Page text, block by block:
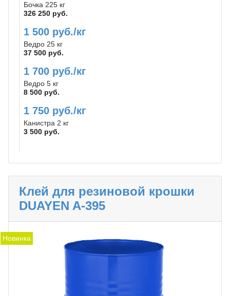
Бочка 225 кг
326 250 руб.
1 500 руб./кг
Ведро 25 кг
37 500 руб.
1 700 руб./кг
Ведро 5 кг
8 500 руб.
1 750 руб./кг
Канистра 2 кг
3 500 руб.
Клей для резиновой крошки
DUAYEN A-395
Новинка